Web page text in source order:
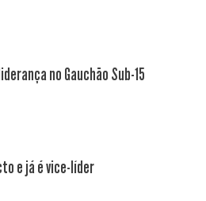
no Gauchão Sub-15
e já é vice-líder